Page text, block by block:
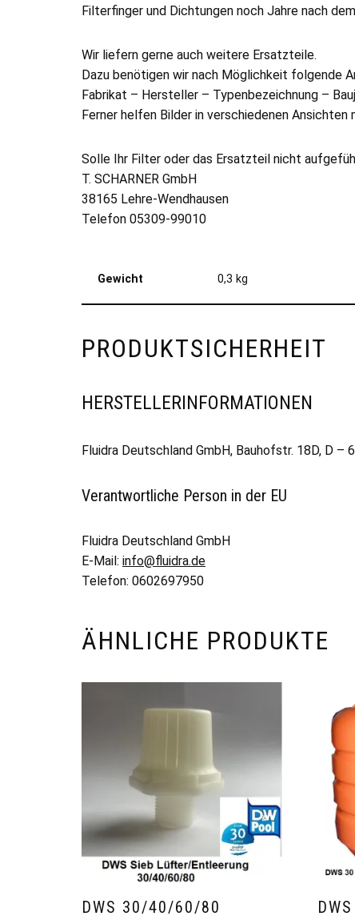
Filterfinger und Dichtungen noch Jahre nach
Wir liefern gerne auch weitere Ersatzteile.
Dazu benötigen wir nach Möglichkeit folgende
Fabrikat – Hersteller – Typenbezeichnung –
Ferner helfen Bilder in verschiedenen Ansichten
Solle Ihr Filter oder das Ersatzteil nicht
T. SCHARNER GmbH
38165 Lehre-Wendhausen
Telefon 05309-99010
Gewicht 0,3 kg
PRODUKTSICHERHEIT
HERSTELLERINFORMATIONEN
Fluidra Deutschland GmbH, Bauhofstr. 18D, D –
Verantwortliche Person in der EU
Fluidra Deutschland GmbH
E-Mail: info@fluidra.de
Telefon: 0602697950
ÄHNLICHE PRODUKTE
DWS 30/40/60/80